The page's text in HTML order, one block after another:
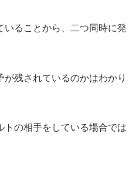
いることから、二つ同時に発
残されているのかはわかり
トの相手をしている場合では